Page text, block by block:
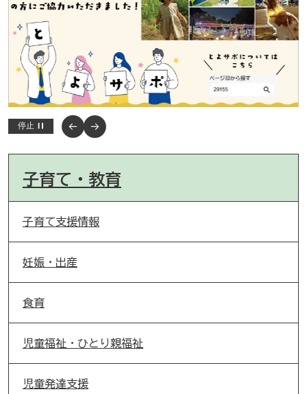
停止
子育て・教育
子育て支援情報
妊娠・出産
食育
児童福祉・ひとり親福祉
児童発達支援